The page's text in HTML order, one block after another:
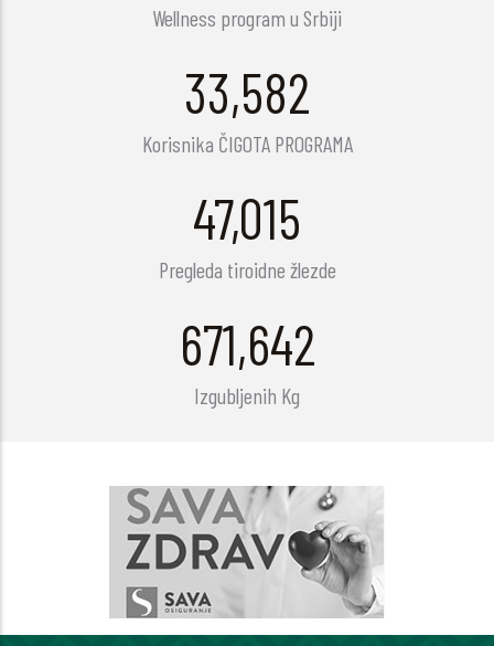
Wellness program u Srbiji
41,791
Korisnika ČIGOTA PROGRAMA
58,507
Pregleda tiroidne žlezde
835,821
Izgubljenih Kg